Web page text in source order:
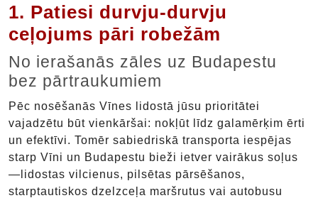
1. Patiesi durvju-durvju
ceļojums pāri robežām
No ierašanās zāles uz Budapestu
bez pārtraukumiem
Pēc nosēšanās Vīnes lidostā jūsu prioritātei
vajadzētu būt vienkāršai: nokļūt līdz galamērķim ērti
un efektīvi. Tomēr sabiedriskā transporta iespējas
starp Vīni un Budapestu bieži ietver vairākus soļus
—lidostas vilcienus, pilsētas pārsēšanos,
starptautiskos dzelzceļa maršrutus vai autobusu